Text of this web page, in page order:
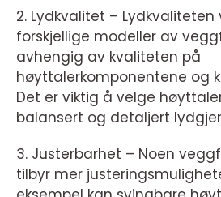
2. Lydkvalitet –
forskjellige modeller av
avhengig av kvaliteten på
høyttalerkomponentene og
Det er viktig å velge
balansert og detaljert
3. Justerbarhet – Noen
tilbyr mer